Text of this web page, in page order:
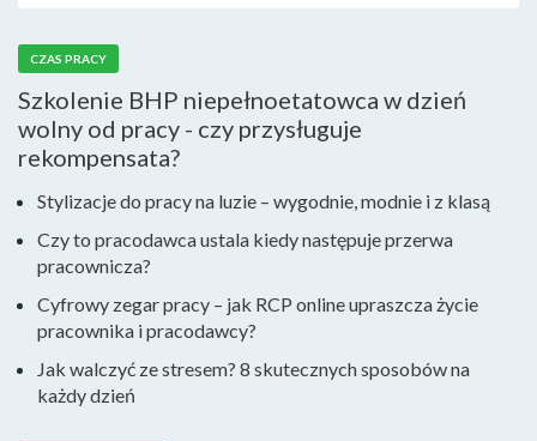
CZAS PRACY
Szkolenie BHP niepełnoetatowca w dzień
wolny od pracy - czy przysługuje
rekompensata?
Stylizacje do pracy na luzie – wygodnie, modnie i z klasą
Czy to pracodawca ustala kiedy następuje przerwa
pracownicza?
Cyfrowy zegar pracy – jak RCP online upraszcza życie
pracownika i pracodawcy?
Jak walczyć ze stresem? 8 skutecznych sposobów na
każdy dzień